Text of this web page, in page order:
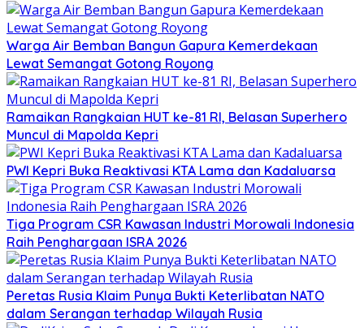
Warga Air Bemban Bangun Gapura Kemerdekaan
Lewat Semangat Gotong Royong
Ramaikan Rangkaian HUT ke-81 RI, Belasan Superhero
Muncul di Mapolda Kepri
PWI Kepri Buka Reaktivasi KTA Lama dan Kadaluarsa
Tiga Program CSR Kawasan Industri Morowali Indonesia
Raih Penghargaan ISRA 2026
Peretas Rusia Klaim Punya Bukti Keterlibatan NATO
dalam Serangan terhadap Wilayah Rusia